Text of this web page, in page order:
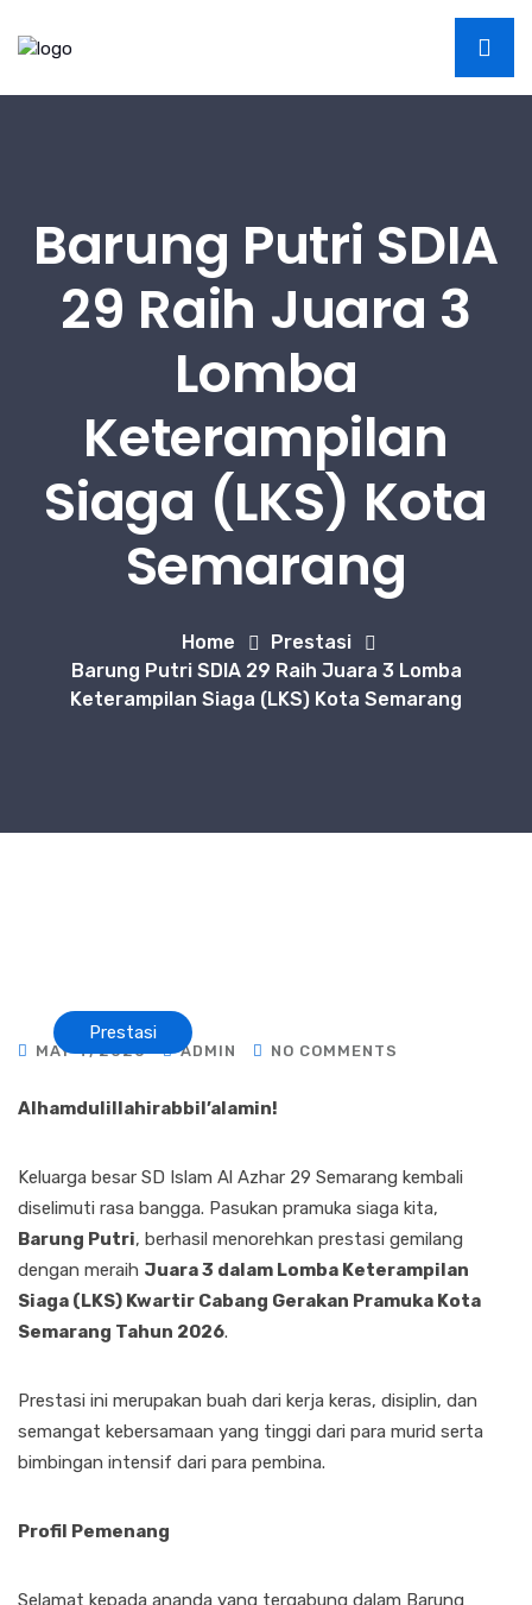
Barung Putri SDIA
29 Raih Juara 3
Lomba
Keterampilan
Siaga (LKS) Kota
Semarang
Home
Prestasi
Barung Putri SDIA 29 Raih Juara 3 Lomba
Keterampilan Siaga (LKS) Kota Semarang
Prestasi
MAY 4, 2026 ADMIN NO COMMENTS
Alhamdulillahirabbil’alamin!
Keluarga besar SD Islam Al Azhar 29 Semarang kembali
diselimuti rasa bangga. Pasukan pramuka siaga kita,
Barung Putri, berhasil menorehkan prestasi gemilang
dengan meraih Juara 3 dalam Lomba Keterampilan
Siaga (LKS) Kwartir Cabang Gerakan Pramuka Kota
Semarang Tahun 2026.
Prestasi ini merupakan buah dari kerja keras, disiplin, dan
semangat kebersamaan yang tinggi dari para murid serta
bimbingan intensif dari para pembina.
Profil Pemenang
Selamat kepada ananda yang tergabung dalam Barung